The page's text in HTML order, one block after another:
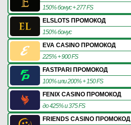
150% бонус + 277 FS
ELSLOTS ПРОМОКОД
150% бонус
EVA CASINO ПРОМОКОД
225% + 900 FS
FASTPARI ПРОМОКОД
100% или 200% + 150 FS
FENIX CASINO ПРОМОКОД
до 425% и 375 FS
FRIENDS CASINO ПРОМОКОД